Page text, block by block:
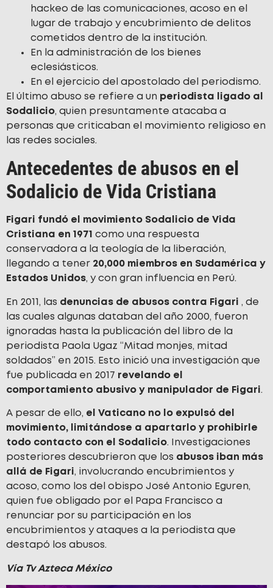
hackeo de las comunicaciones, acoso en el
lugar de trabajo y encubrimiento de delitos
cometidos dentro de la institución.
En la administración de los bienes
eclesiásticos.
En el ejercicio del apostolado del periodismo.
El último abuso se refiere a un periodista ligado al
Sodalicio, quien presuntamente atacaba a
personas que criticaban el movimiento religioso en
las redes sociales.
Antecedentes de abusos en el
Sodalicio de Vida Cristiana
Figari fundó el movimiento Sodalicio de Vida
Cristiana en 1971 como una respuesta
conservadora a la teología de la liberación,
llegando a tener 20,000 miembros en Sudamérica y
Estados Unidos, y con gran influencia en Perú.
En 2011, las denuncias de abusos contra Figari , de
las cuales algunas databan del año 2000, fueron
ignoradas hasta la publicación del libro de la
periodista Paola Ugaz “Mitad monjes, mitad
soldados” en 2015. Esto inició una investigación que
fue publicada en 2017 revelando el
comportamiento abusivo y manipulador de Figari.
A pesar de ello, el Vaticano no lo expulsó del
movimiento, limitándose a apartarlo y prohibirle
todo contacto con el Sodalicio. Investigaciones
posteriores descubrieron que los abusos iban más
allá de Figari, involucrando encubrimientos y
acoso, como los del obispo José Antonio Eguren,
quien fue obligado por el Papa Francisco a
renunciar por su participación en los
encubrimientos y ataques a la periodista que
destapó los abusos.
Vía Tv Azteca México